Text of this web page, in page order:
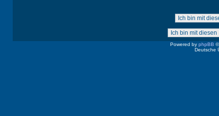
Powered by phpBB
Deutsche